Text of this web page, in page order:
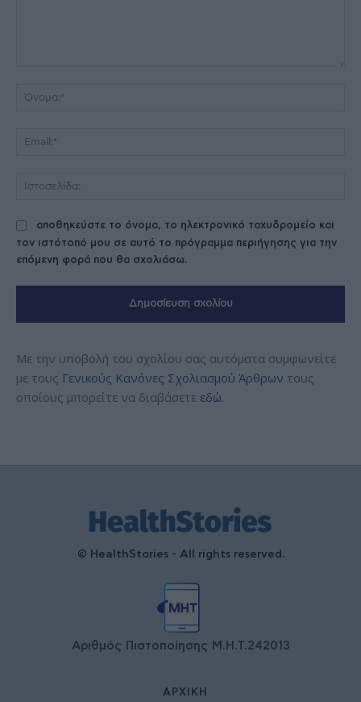
αποθηκεύστε το όνομα, το ηλεκτρονικό ταχυδρομείο και
τον ιστότοπό μου σε αυτό το πρόγραμμα περιήγησης για την
επόμενη φορά που θα σχολιάσω.
Με την υποβολή του σχολίου σας αυτόματα συμφωνείτε
με τους Γενικούς Κανόνες Σχολιασμού Άρθρων τους
οποίους μπορείτε να διαβάσετε εδώ.
© HealthStories - All rights reserved.
Αριθμός Πιστοποίησης Μ.Η.Τ.242013
ΑΡΧΙΚΉ